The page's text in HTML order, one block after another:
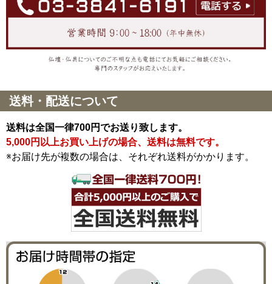
送料・配送について
送料は全国一律700円でお送り致します。
5,000円以上お買い上げの場合、送料は無料です。
※お届け先が複数の場合は、それぞれ送料がかかります。